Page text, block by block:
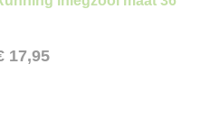
17,95